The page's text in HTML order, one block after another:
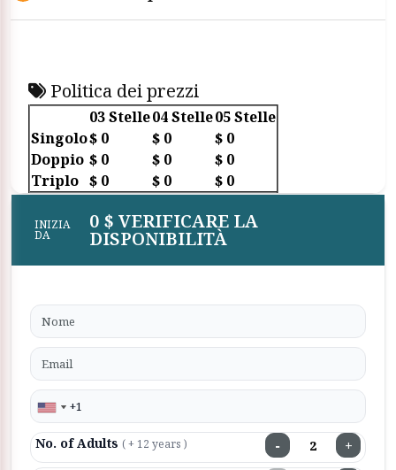
Politica dei prezzi
03 Stelle04 Stelle05 Stelle
Singolo$ 0 $ 0
$ 0
Doppio $ 0 $ 0
$ 0
Triplo $ 0 $ 0 $ 0
INIZIA
DA
0 $ VERIFICARE LA
DISPONIBILITÀ
No. of Adults ( + 12 years ) − +